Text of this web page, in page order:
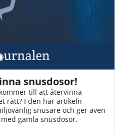
snusdosor!
till att återvinna
rätt? I den här artikeln
snusare och ger även
gamla snusdosor.